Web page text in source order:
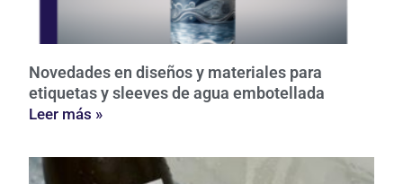
Novedades en diseños y materiales para
etiquetas y sleeves de agua embotellada
Leer más »